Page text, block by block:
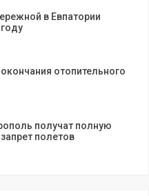
в Евпатории
отопительного
получат полную
полетов